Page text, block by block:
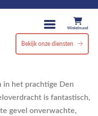
Winkelmand
Bekijk onze diensten
in het prachtige Den
is fantastisch,
gevel onverwachte,